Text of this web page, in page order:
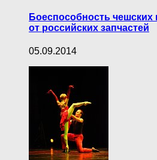
Боеспособность чешских
от российских запчастей
05.09.2014